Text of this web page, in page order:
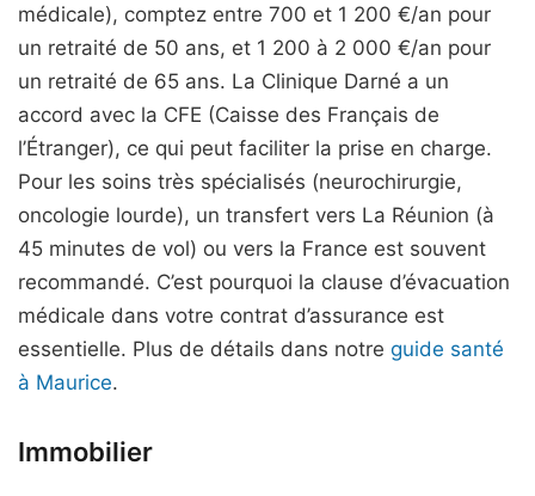
médicale), comptez entre 700 et 1 200 €/an pour
un retraité de 50 ans, et 1 200 à 2 000 €/an pour
un retraité de 65 ans. La Clinique Darné a un
accord avec la CFE (Caisse des Français de
l’Étranger), ce qui peut faciliter la prise en charge.
Pour les soins très spécialisés (neurochirurgie,
oncologie lourde), un transfert vers La Réunion (à
45 minutes de vol) ou vers la France est souvent
recommandé. C’est pourquoi la clause d’évacuation
médicale dans votre contrat d’assurance est
essentielle. Plus de détails dans notre guide santé
à Maurice.
Immobilier